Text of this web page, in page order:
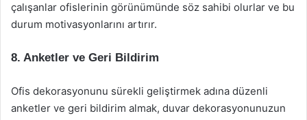
çalışanlar ofislerinin görünümünde söz sahibi olurlar ve bu
durum motivasyonlarını artırır.
8. Anketler ve Geri Bildirim
Ofis dekorasyonunu sürekli geliştirmek adına düzenli
anketler ve geri bildirim almak, duvar dekorasyonunuzun